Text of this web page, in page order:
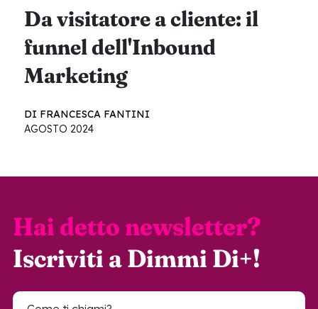
Da visitatore a cliente: il
funnel dell'Inbound
Marketing
DI FRANCESCA FANTINI
AGOSTO 2024
Hai detto newsletter?
Iscriviti a Dimmi Di+!